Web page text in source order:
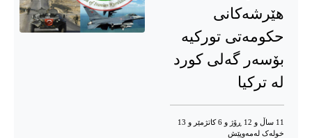
هێرشەکانی
حکومەتی تورکیە
بۆسەر گەلی کورد
لە ترکیا
11 ساڵ و 12 ڕۆژ و 6 کاتژمێر و 13
خوله‌ک له‌مه‌وپێش‌